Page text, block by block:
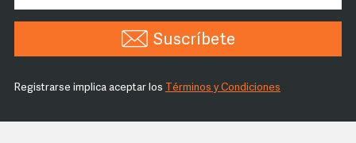
Suscríbete
Registrarse implica aceptar los Términos y Condiciones